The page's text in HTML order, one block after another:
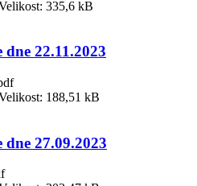
335,6 kB
22.11.2023
188,51 kB
27.09.2023